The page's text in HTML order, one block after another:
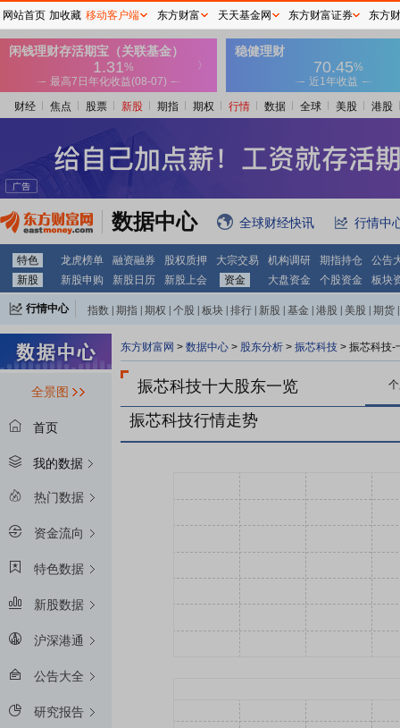
财经 焦点 股票 新股 期指 期权 行情 数据 全球 美股 港股
数据中心 全球财经快讯 行情中
特色 龙虎榜单 融资融券 股权质押 大宗交易 机构调研 期指持仓
公告
新股
新股申购 新股日历 新股上会 资金 大盘资金 个股资金 板块
行情中心 指数 期指 期权 个股 板块 排行 新股 基金 港股 美股 期货
全景图
首页
我的数据
热门数据
资金流向
特色数据
新股数据
沪深港通
公告大全
研究报告
东方财富网 > 数据中心 > 股东分析 > 振芯科技 > 振芯科技-
振芯科技十大股东一览
振芯科技行情走势
网站首页 加收藏 移动客户端 东方财富 天天基金网 东方财富证券 东方